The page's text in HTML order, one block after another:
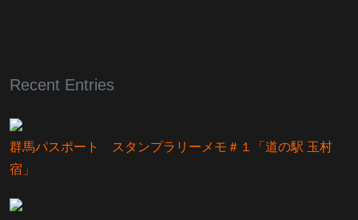
Recent Entries
群馬パスポート スタンプラリーメモ＃１「道の駅 玉村
宿」